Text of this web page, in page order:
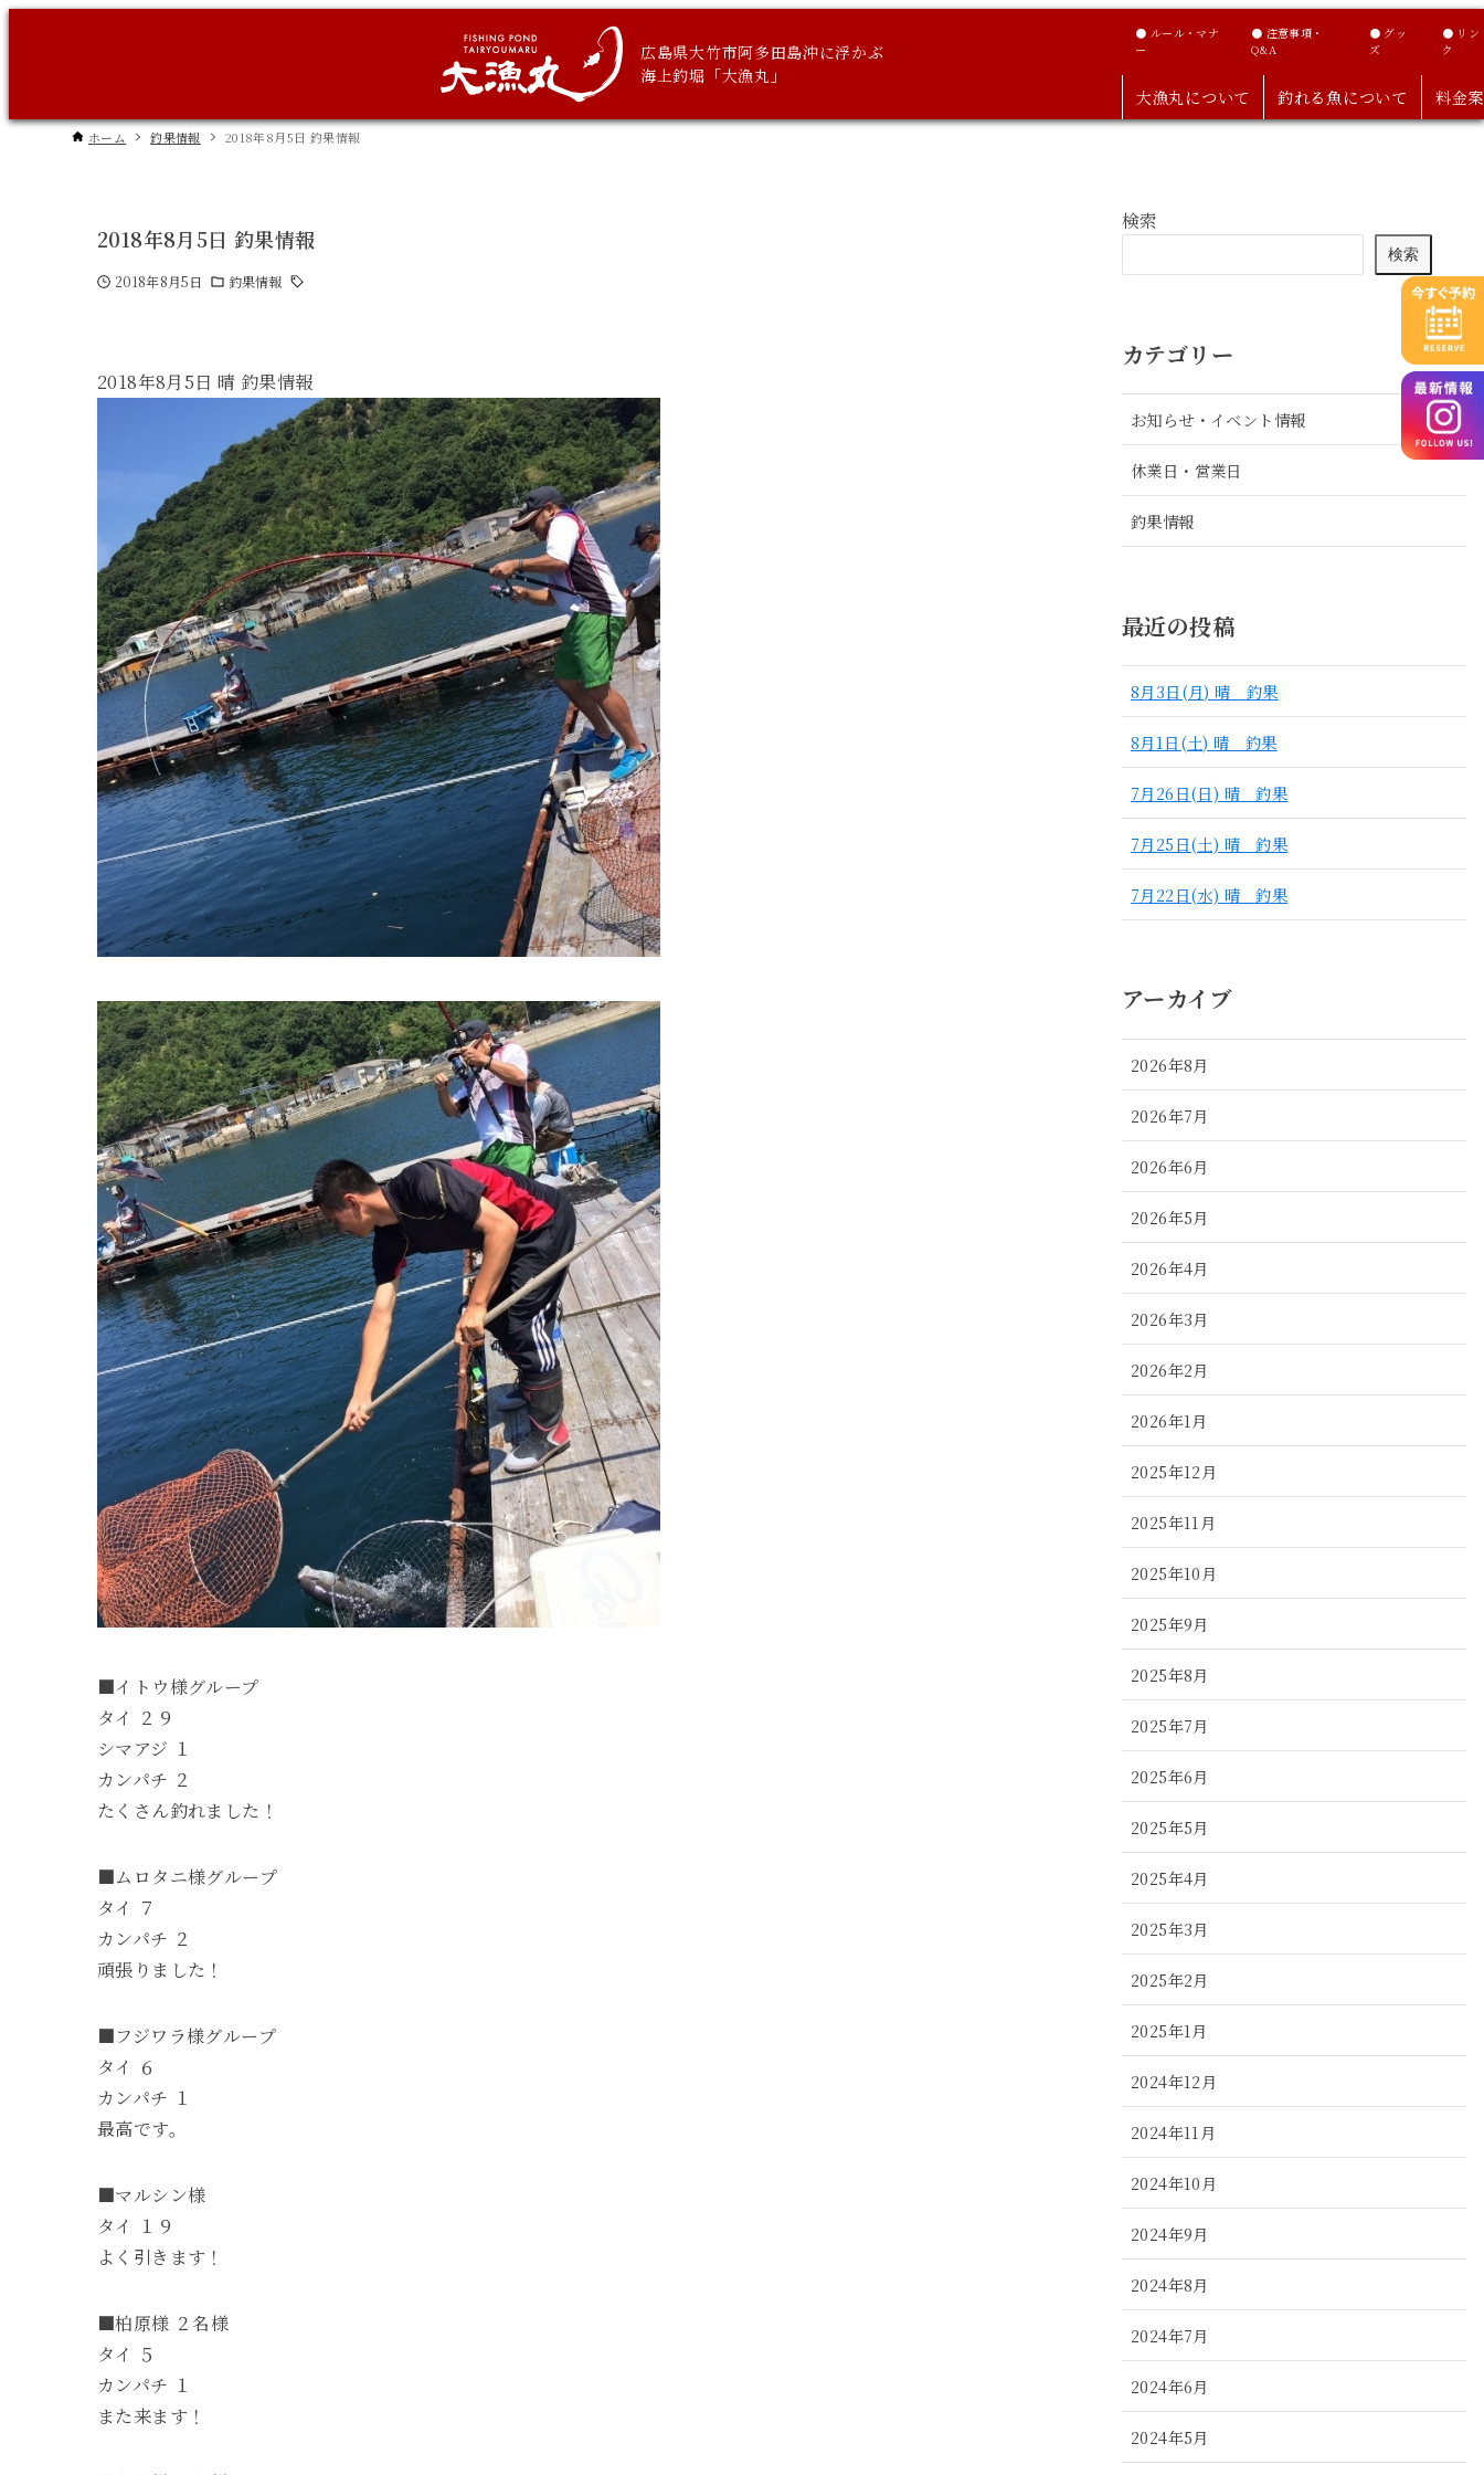
広島県大竹市阿多田島沖に浮かぶ
海上釣堀「大漁丸」
● ルール・マナ
ー
● 注意事項・
Q&A
● グッ
ズ
● リン
ク
大漁丸について 釣れる魚について 料金
ホーム 釣果情報 2018年8月5日 釣果情報
2018年8月5日 釣果情報
2018年8月5日 釣果情報
2018年8月5日 晴 釣果情報
■イトウ様グループ
タイ ２９
シマアジ １
カンパチ ２
たくさん釣れました！
■ムロタニ様グループ
タイ ７
カンパチ ２
頑張りました！
■フジワラ様グループ
タイ ６
カンパチ １
最高です。
■マルシン様
タイ １９
よく引きます！
■柏原様 ２名様
タイ ５
カンパチ １
また来ます！
検索
検索
カテゴリー
お知らせ・イベント情報
休業日・営業日
釣果情報
最近の投稿
8月3日(月) 晴 釣果
8月1日(土) 晴 釣果
7月26日(日) 晴 釣果
7月25日(土) 晴 釣果
7月22日(水) 晴 釣果
アーカイブ
2026年8月
2026年7月
2026年6月
2026年5月
2026年4月
2026年3月
2026年2月
2026年1月
2025年12月
2025年11月
2025年10月
2025年9月
2025年8月
2025年7月
2025年6月
2025年5月
2025年4月
2025年3月
2025年2月
2025年1月
2024年12月
2024年11月
2024年10月
2024年9月
2024年8月
2024年7月
2024年6月
2024年5月